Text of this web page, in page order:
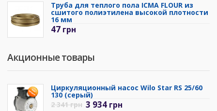
Труба для теплого пола ICMA FLOUR из
сшитого полиэтилена высокой плотности
16 мм
47 грн
Акционные товары
Циркуляционный насос Wilo Star RS 25/60
130 (серый)
2 341грн 3 934 грн